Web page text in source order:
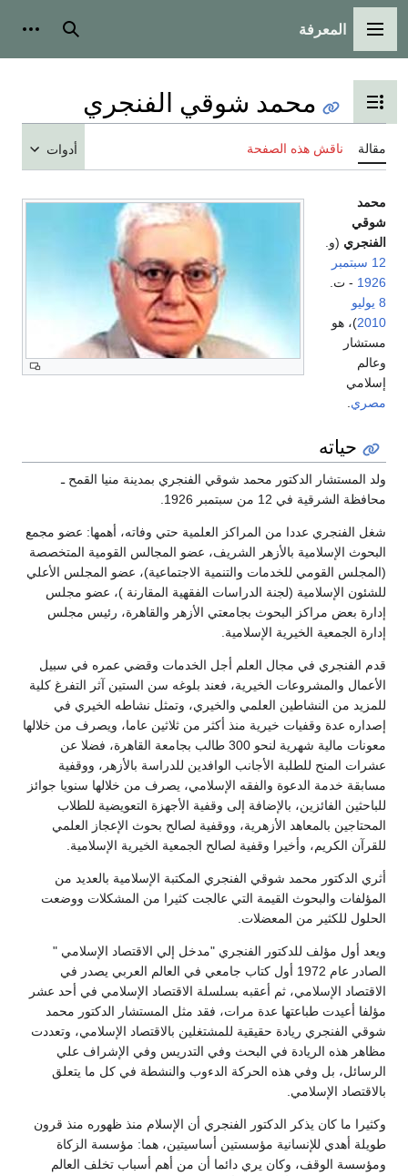
القائمة الرئيسية
المعرفة بحث
تبديل عرض جدول المحتويات
محمد شوقي الفنجري
مقالة ناقش هذه الصفحة أدوات
محمد
شوقي
الفنجري (و.
12 سبتمبر
1926 - ت.
8 يوليو
2010)، هو
مستشار
وعالم
إسلامي
مصري
حياته
ولد المستشار الدكتور محمد شوقي الفنجري بمدينة منيا القمح ـ
محافظة الشرقية في 12 من سبتمبر 1926.
شغل الفنجري عددا من المراكز العلمية حتي وفاته، أهمها: عضو مجمع
البحوث الإسلامية بالأزهر الشريف، عضو المجالس القومية المتخصصة
(المجلس القومي للخدمات والتنمية الاجتماعية)، عضو المجلس الأعلي
للشئون الإسلامية (لجنة الدراسات الفقهية المقارنة )، عضو مجلس
إدارة بعض مراكز البحوث بجامعتي الأزهر والقاهرة، رئيس مجلس
إدارة الجمعية الخيرية الإسلامية.
قدم الفنجري في مجال العلم أجل الخدمات وقضي عمره في سبيل
الأعمال والمشروعات الخيرية، فعند بلوغه سن الستين آثر التفرغ كلية
للمزيد من النشاطين العلمي والخيري، وتمثل نشاطه الخيري في
إصداره عدة وقفيات خيرية منذ أكثر من ثلاثين عاما، ويصرف من خلالها
معونات مالية شهرية لنحو 300 طالب بجامعة القاهرة، فضلا عن
عشرات المنح للطلبة الأجانب الوافدين للدراسة بالأزهر، ووقفية
مسابقة خدمة الدعوة والفقه الإسلامي، يصرف من خلالها سنويا جوائز
للباحثين الفائزين، بالإضافة إلى وقفية الأجهزة التعويضية للطلاب
المحتاجين بالمعاهد الأزهرية، ووقفية لصالح بحوث الإعجاز العلمي
للقرآن الكريم، وأخيرا وقفية لصالح الجمعية الخيرية الإسلامية.
أثري الدكتور محمد شوقي الفنجري المكتبة الإسلامية بالعديد من
المؤلفات والبحوث القيمة التي عالجت كثيرا من المشكلات ووضعت
الحلول للكثير من المعضلات.
ويعد أول مؤلف للدكتور الفنجري "مدخل إلي الاقتصاد الإسلامي "
الصادر عام 1972 أول كتاب جامعي في العالم العربي يصدر في
الاقتصاد الإسلامي، ثم أعقبه بسلسلة الاقتصاد الإسلامي في أحد عشر
مؤلفا أعيدت طباعتها عدة مرات، فقد مثل المستشار الدكتور محمد
شوقي الفنجري ريادة حقيقية للمشتغلين بالاقتصاد الإسلامي، وتعددت
مظاهر هذه الريادة في البحث وفي التدريس وفي الإشراف علي
الرسائل، بل وفي هذه الحركة الدءوب والنشطة في كل ما يتعلق
بالاقتصاد الإسلامي.
وكثيرا ما كان يذكر الدكتور الفنجري أن الإسلام منذ ظهوره منذ قرون
طويلة أهدي للإنسانية مؤسستين أساسيتين، هما: مؤسسة الزكاة
ومؤسسة الوقف، وكان يري دائما أن من أهم أسباب تخلف العالم